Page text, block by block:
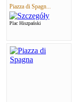
Piazza di Spagn...
Plac Hiszpański